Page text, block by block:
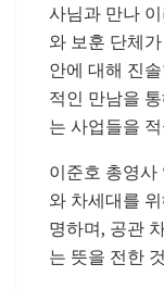
사님과 만나
와 보훈 단체
안에 대해 진
적인 만남을
는 사업들을
이준호 총영사
와 차세대를
명하며, 공관
는 뜻을 전한